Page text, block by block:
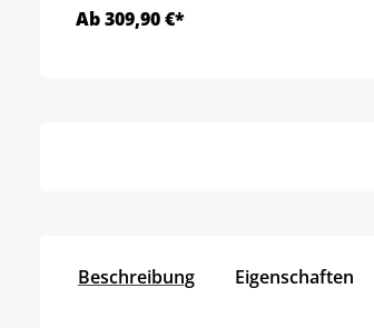
Ab 309,90 €*
Beschreibung Eigenschaften